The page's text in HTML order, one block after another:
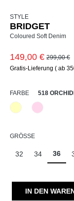
STYLE
BRIDGET
Coloured Soft Denim
149,00 € 299,00 €
Gratis-Lieferung ( ab
FARBEAUSWÄHLEN
518
210 Vanille
518
GRÖSSE AUSWÄHLEN
32 34 36
IN DEN